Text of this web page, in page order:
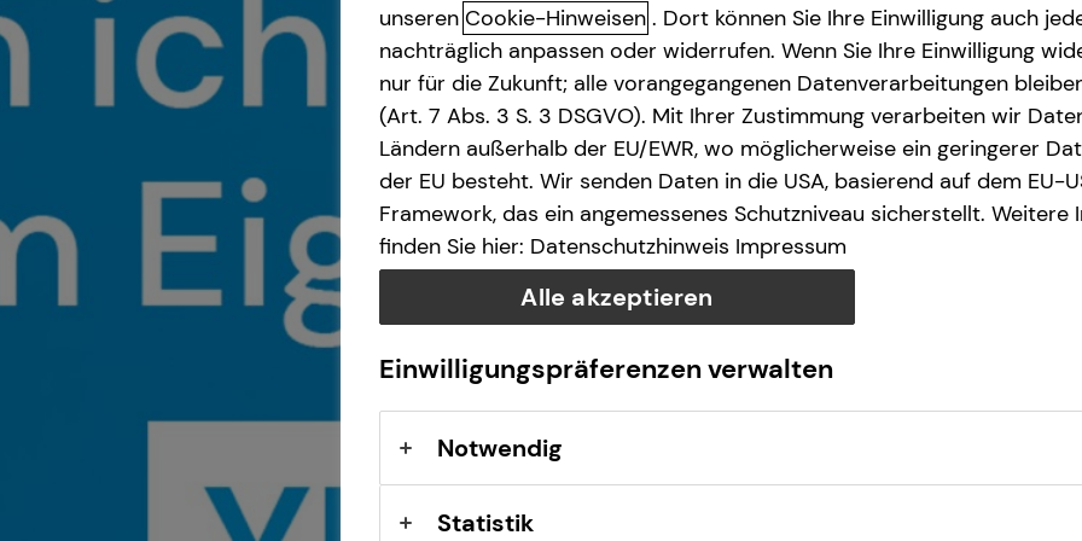
Investment
Altersvorsorge
Gewerbliche Versicherungen
Arbeitskraftabsicherung
Vermögenssicherung
unseren Cookie-Hinweisen . Dort können Sie Ihre Einwilligung auch
nachträglich anpassen oder widerrufen. Wenn Sie Ihre Einwilligung
nur für die Zukunft; alle vorangegangenen Datenverarbeitungen
(Art. 7 Abs. 3 S. 3 DSGVO). Mit Ihrer Zustimmung verarbeiten wir
Ländern außerhalb der EU/EWR, wo möglicherweise ein geringerer
der EU besteht. Wir senden Daten in die USA, basierend auf dem EU-
Framework, das ein angemessenes Schutzniveau sicherstellt. Weitere
finden Sie hier: Datenschutzhinweis Impressum
Alle akzeptieren
Einwilligungspräferenzen verwalten
Notwendig
Statistik